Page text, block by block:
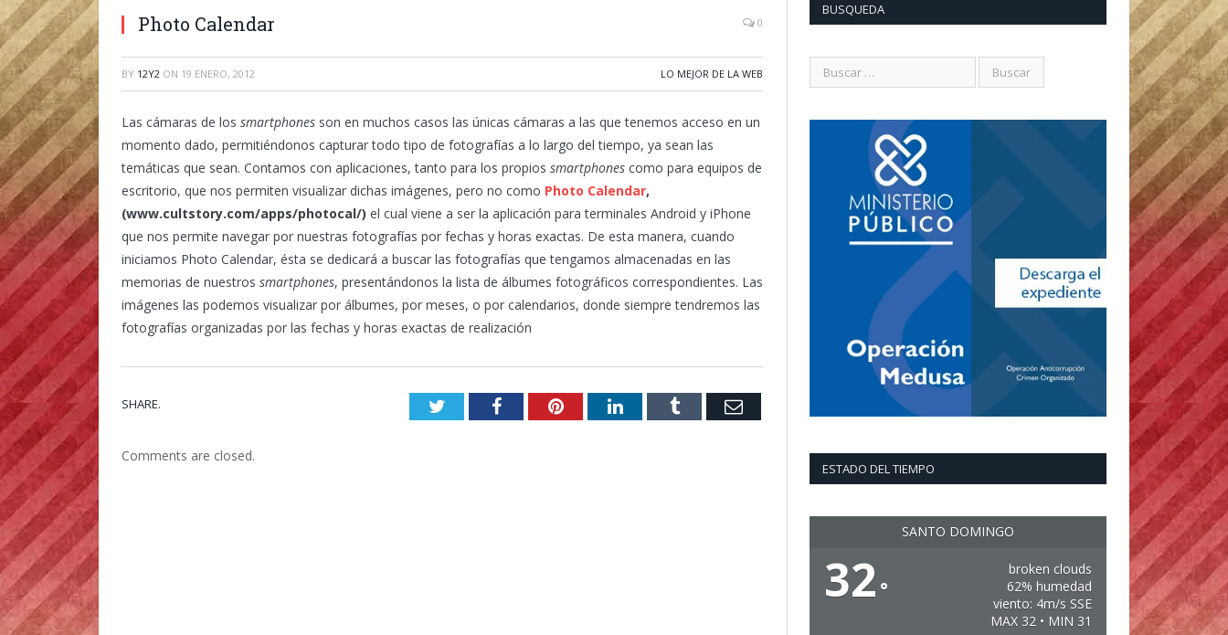
Photo Calendar 0
BY 12Y2 ON 19 ENERO, 2012 LO MEJOR DE LA WEB
Las cámaras de los smartphones son en muchos casos las únicas cámaras a las que tenemos acceso en un
momento dado, permitiéndonos capturar todo tipo de fotografías a lo largo del tiempo, ya sean las
temáticas que sean. Contamos con aplicaciones, tanto para los propios smartphones como para equipos de
escritorio, que nos permiten visualizar dichas imágenes, pero no como Photo Calendar,
(www.cultstory.com/apps/photocal/) el cual viene a ser la aplicación para terminales Android y iPhone
que nos permite navegar por nuestras fotografías por fechas y horas exactas. De esta manera, cuando
iniciamos Photo Calendar, ésta se dedicará a buscar las fotografías que tengamos almacenadas en las
memorias de nuestros smartphones, presentándonos la lista de álbumes fotográficos correspondientes. Las
imágenes las podemos visualizar por álbumes, por meses, o por calendarios, donde siempre tendremos las
fotografías organizadas por las fechas y horas exactas de realización
SHARE. TwitterFacebookPinterestLinkedInTumblr Email
Comments are closed.
BUSQUEDA
ESTADO DEL TIEMPO
SANTO DOMINGO
32 °
broken clouds
62% humedad
viento: 4m/s SSE
MAX 32 • MIN 31